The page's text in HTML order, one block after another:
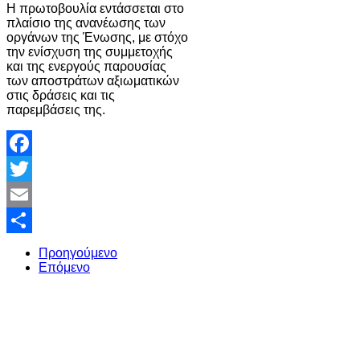
Η πρωτοβουλία εντάσσεται στο
πλαίσιο της ανανέωσης των
οργάνων της Ένωσης, με στόχο
την ενίσχυση της συμμετοχής
και της ενεργούς παρουσίας
των αποστράτων αξιωματικών
στις δράσεις και τις
παρεμβάσεις της.
Facebook
Twitter
Email
Share
Προηγούμενο
Επόμενο